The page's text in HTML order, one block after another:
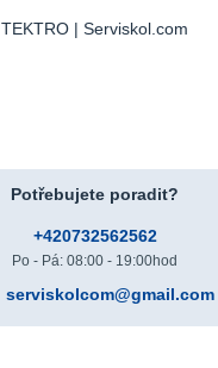
TEKTRO | Serviskol.com
Potřebujete poradit?
+420732562562
Po - Pá: 08:00 - 19:00hod
serviskolcom@gmail.com